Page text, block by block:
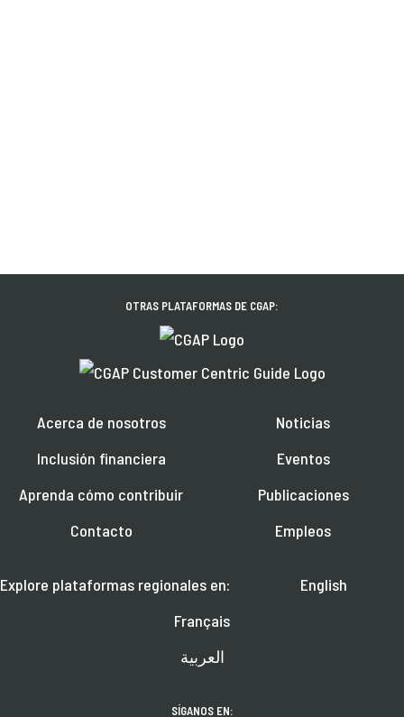
OTRAS PLATAFORMAS DE CGAP:
Acerca de nosotros
Inclusión financiera
Aprenda cómo contribuir
Contacto
Noticias
Eventos
Publicaciones
Empleos
Explore plataformas regionales en:
English
Français
العربية
SÍGANOS EN: